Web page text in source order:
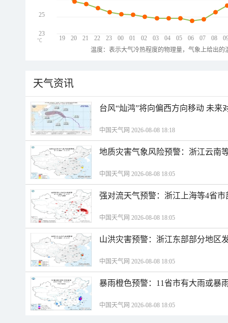
19 20 21 22 23 00 01 02 03 04 05 06 07 08
25
23
℃
温度：表示大气冷热程度的物理量，气象上给出
天气资讯
台风“灿鸿”将向偏西方向移动 未来
中国天气网 2026-08-08 18:18
地质灾害气象风险预警：浙江云南
中国天气网 2026-08-08 18:05
强对流天气预警：浙江上海等4省
中国天气网 2026-08-08 18:05
山洪灾害预警：浙江东部部分地区
中国天气网 2026-08-08 18:05
暴雨橙色预警：11省市有大雨或暴
中国天气网 2026-08-08 18:05